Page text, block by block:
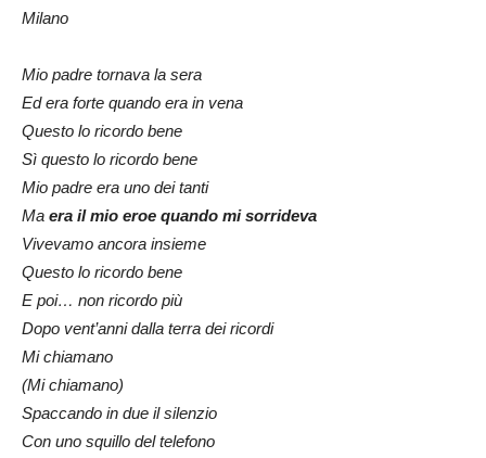
Milano
Mio padre tornava la sera
Ed era forte quando era in vena
Questo lo ricordo bene
Sì questo lo ricordo bene
Mio padre era uno dei tanti
Ma era il mio eroe quando mi sorrideva
Vivevamo ancora insieme
Questo lo ricordo bene
E poi… non ricordo più
Dopo vent’anni dalla terra dei ricordi
Mi chiamano
(Mi chiamano)
Spaccando in due il silenzio
Con uno squillo del telefono